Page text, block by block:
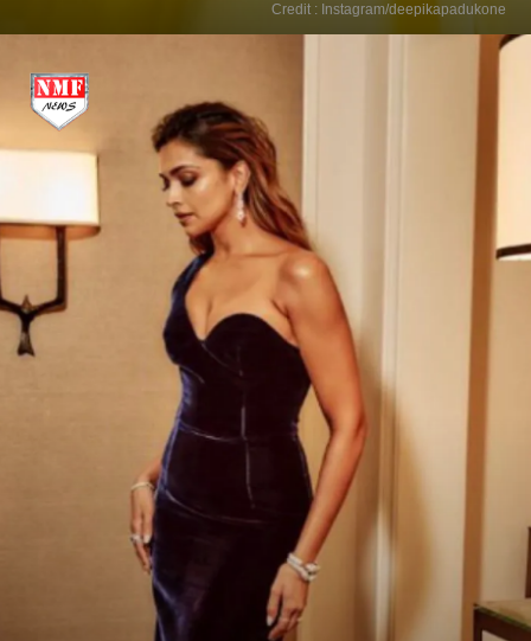
Credit : Instagram/deepikapadukone